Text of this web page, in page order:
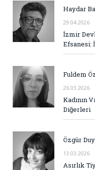
Haydar
29.04.2026
İzmir
Efsanesi:
Fuldem
26.03.2026
Kadının
Diğerleri
Özgür
13.03.2026
Asırlık